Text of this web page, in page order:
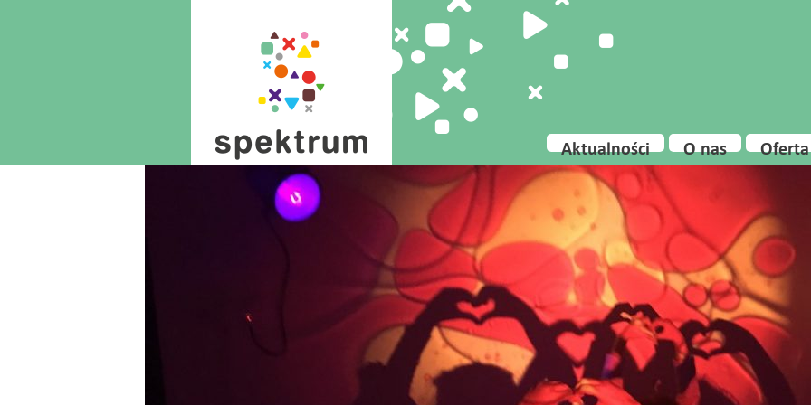
Aktualności O nas Oferta